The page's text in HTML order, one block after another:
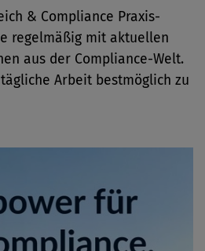
& Compliance Praxis-
regelmäßig mit aktuellen
aus der Compliance-Welt.
Arbeit bestmöglich zu